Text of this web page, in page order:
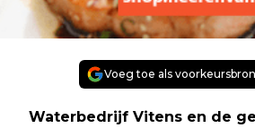
Voeg toe als
Waterbedrijf Vitens en de